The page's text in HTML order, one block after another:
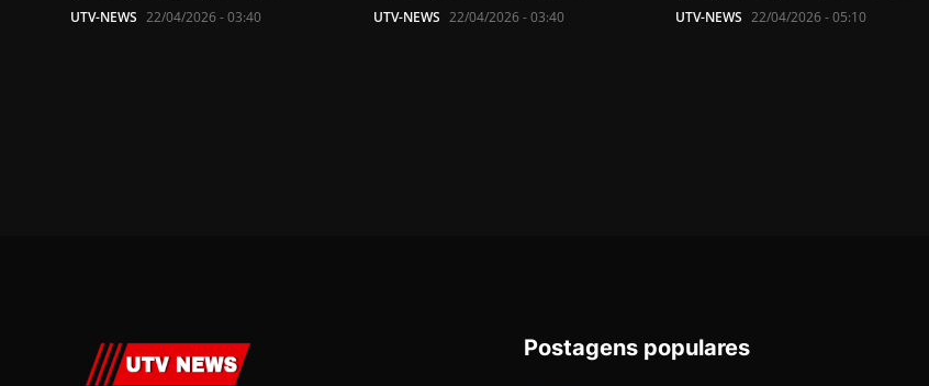
UTV-NEWS 22/04/2026 - 03:40 UTV-NEWS 22/04/2026 - 03:40 UTV-NEWS 22/04/2026 - 05:10
Postagens populares